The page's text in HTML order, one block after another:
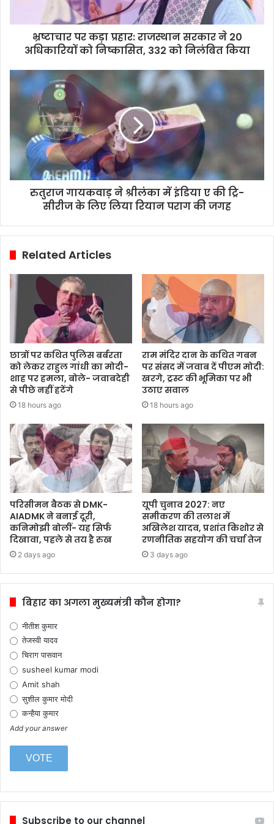
भ्रष्टाचार पर कड़ा प्रहार: राजस्थान सरकार ने 20
अधिकारियों को निष्कासित, 332 को निलंबित किया
रुतुराज गायकवाड़ ने श्रीलंका में इंडिया ए की ट्रि-
सीरीज के लिए लिया रियान पराग की जगह
Related Articles
छात्रों पर कथित पुलिस बर्बरता
को लेकर राहुल गांधी का मोदी-
शाह पर हमला, बोले- जवाबदेही
से पीछे नहीं हटेंगे
18 hours ago
राम मंदिर दान के कथित गबन
पर संसद में जवाब दें पीएम मोदी:
खरगे, ट्रस्ट की भूमिका पर भी
उठाए सवाल
18 hours ago
परिसीमन बैठक से DMK-
AIADMK ने बनाई दूरी,
कनिमोझी बोलीं- यह सिर्फ
दिखावा, पहले से तय है रुख
2 days ago
यूपी चुनाव 2027: नए
समीकरण की तलाश में
अखिलेश यादव, प्रशांत किशोर से
रणनीतिक सहयोग की चर्चा तेज
3 days ago
बिहार का अगला मुख्यमंत्री कौन होगा?
नीतीश कुमार
तेजस्वी यादव
चिराग पासवान
susheel kumar modi
Amit shah
सुशील कुमार मोदी
कन्हैया कुमार
Add your answer
Subscribe to our channel